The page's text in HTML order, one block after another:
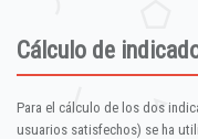
Cálculo de
Para el cálculo de los dos
usuarios satisfechos) se ha